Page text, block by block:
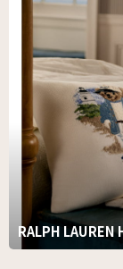
RALPH LAUREN